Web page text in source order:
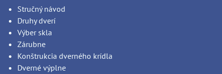
Stručný návod
Druhy dverí
Výber skla
Zárubne
Konštrukcia dverného krídla
Dverné výplne